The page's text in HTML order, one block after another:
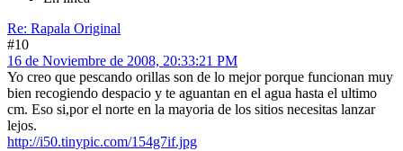
Re: Rapala Original
#10
16 de Noviembre de 2008, 20:33:21 PM
Yo creo que pescando orillas son de lo mejor porque funcionan muy
bien recogiendo despacio y te aguantan en el agua hasta el ultimo
cm. Eso si,por el norte en la mayoria de los sitios necesitas lanzar
lejos.
http://i50.tinypic.com/154g7if.jpg